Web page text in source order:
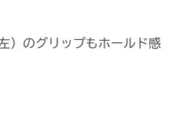
）のグリップもホールド感